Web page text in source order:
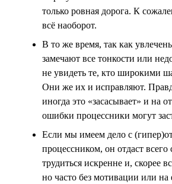
только ровная дорога. К
всё наоборот.
В то же время, так как
замечают все тонкости или
не увидеть те, кто широкими
Они же их и исправляют.
иногда это «засасывает» и на
ошибки процессники могут
Если мы имеем дело с
процессником, он отдаст всего
трудиться искренне и, скорее
но часто без мотивации или на